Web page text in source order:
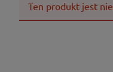
Ten produkt jest